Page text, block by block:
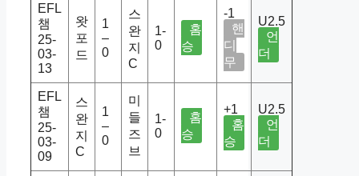
EFL
챔
25-
03-
13
왓
포
드
1
–
0
스
완
지
C
1-
0
홈
승
-1
핸
디
무
U2.5
언
더
EFL
챔
25-
03-
09
스
완
지
C
1
–
0
미
들
즈
브
1-
0
홈
승
+1
홈
승
U2.5
언
더